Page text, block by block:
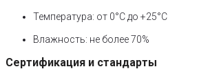
Температура: от 0°С до +25°С
Влажность: не более 70%
Сертификация и стандарты